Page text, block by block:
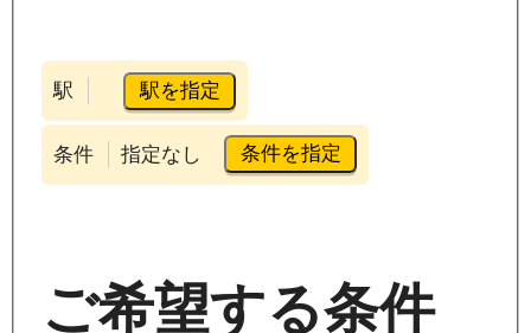
駅 駅を指定
条件 指定なし 条件を指定
ご希望する条件